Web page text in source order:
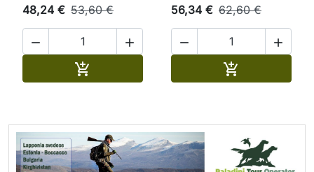
48,24 € 53,60 €
 

56,34 € 62,60 €
 
